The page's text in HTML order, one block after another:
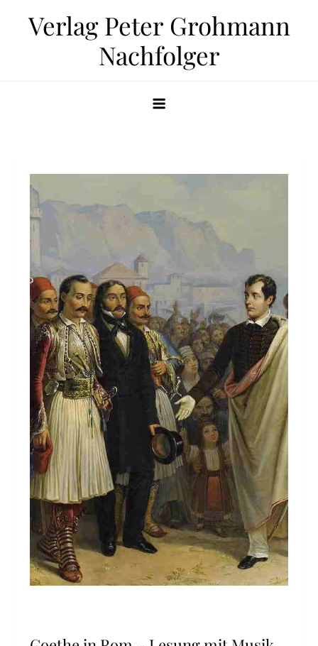
Verlag Peter Grohmann
Nachfolger